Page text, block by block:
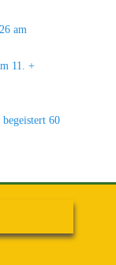
am
11. +
60